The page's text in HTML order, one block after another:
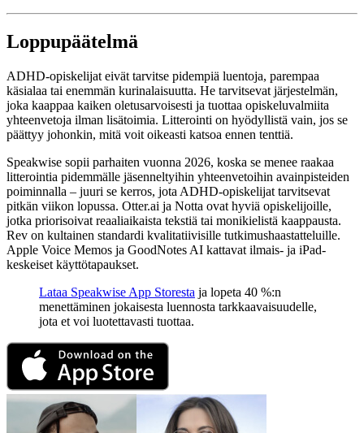
Loppupäätelmä
ADHD-opiskelijat eivät tarvitse pidempiä luentoja, parempaa
käsialaa tai enemmän kurinalaisuutta. He tarvitsevat järjestelmän,
joka kaappaa kaiken oletusarvoisesti ja tuottaa opiskeluvalmiita
yhteenvetoja ilman lisätoimia. Litterointi on hyödyllistä vain, jos se
päättyy johonkin, mitä voit oikeasti katsoa ennen tenttiä.
Speakwise sopii parhaiten vuonna 2026, koska se menee raakaa
litterointia pidemmälle jäsenneltyihin yhteenvetoihin avainpisteiden
poiminnalla – juuri se kerros, jota ADHD-opiskelijat tarvitsevat
pitkän viikon lopussa. Otter.ai ja Notta ovat hyviä opiskelijoille,
jotka priorisoivat reaaliaikaista tekstiä tai monikielistä kaappausta.
Rev on kultainen standardi kvalitatiivisille tutkimushaastatteluille.
Apple Voice Memos ja GoodNotes AI kattavat ilmais- ja iPad-
keskeiset käyttötapaukset.
Lataa Speakwise App Storesta ja lopeta 40 %:n
menettäminen jokaisesta luennosta tarkkaavaisuudelle,
jota et voi luotettavasti tuottaa.